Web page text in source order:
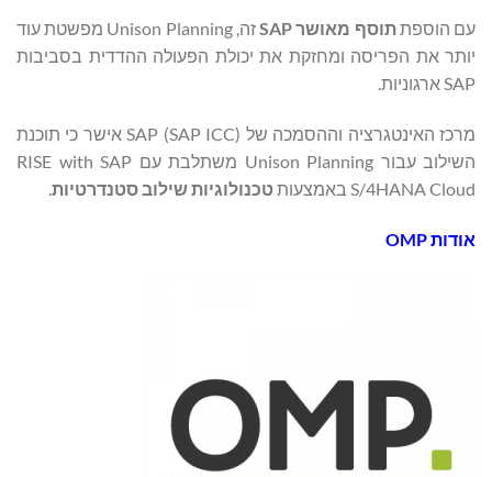
עם הוספתתוסף מאושרSAP
זה, Unison Planning מפשטת עוד
יותר את הפריסה ומחזקת את יכולת הפעולה ההדדית בסביבות
SAP ארגוניות.
מרכז האינטגרציה וההסמכה של SAP (SAP ICC) אישר כי תוכנת
השילוב עבור Unison Planning משתלבת עם RISE with SAP
S/4HANA Cloud באמצעות
טכנולוגיות שילוב סטנדרטיות
אודות OMP